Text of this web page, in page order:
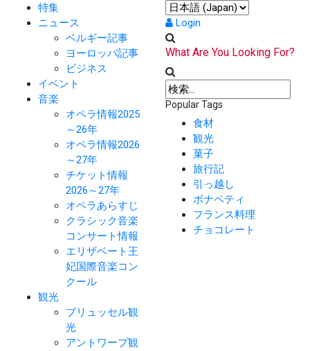
特集
ニュース
ベルギー記事
ヨーロッパ記事
ビジネス
イベント
音楽
オペラ情報2025
～26年
オペラ情報2026
～27年
チケット情報
2026～27年
オペラあらすじ
クラシック音楽
コンサート情報
エリザベート王
妃国際音楽コン
クール
観光
ブリュッセル観
光
アントワープ観
Login
What Are You Looking For?
Popular Tags
食材
観光
菓子
旅行記
引っ越し
ボナペティ
フランス料理
チョコレート